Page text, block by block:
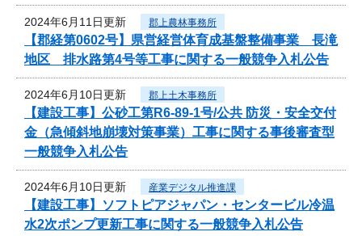
2024年6月11日更新 郡上農林事務所
【郡経第0602号】県営経営体育成基盤整備事業 長滝
地区 排水路第4号等工事に関する一般競争入札公告
2024年6月10日更新 郡上土木事務所
【建設工事】公砂工第R6-89-1号/公共 防災・安全交付
金（急傾斜地崩壊対策事業）工事に関する事後審査型
一般競争入札公告
2024年6月10日更新 産業デジタル推進課
【建設工事】ソフトピアジャパン・センタービル冷温
水2次ポンプ更新工事に関する一般競争入札公告